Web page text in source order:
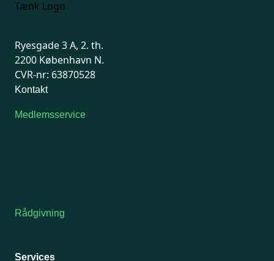
Ryesgade 3 A, 2. th.
2200 København N.
CVR-nr: 63870528
Kontakt
Medlemsservice
Rådgivning
Services